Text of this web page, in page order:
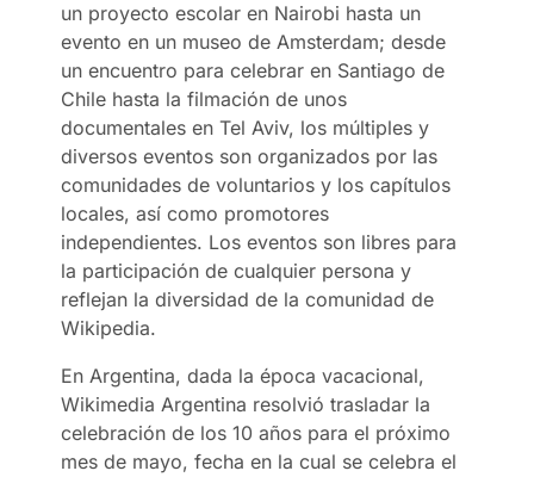
un proyecto escolar en Nairobi hasta un
evento en un museo de Amsterdam; desde
un encuentro para celebrar en Santiago de
Chile hasta la filmación de unos
documentales en Tel Aviv, los múltiples y
diversos eventos son organizados por las
comunidades de voluntarios y los capítulos
locales, así como promotores
independientes. Los eventos son libres para
la participación de cualquier persona y
reflejan la diversidad de la comunidad de
Wikipedia.
En Argentina, dada la época vacacional,
Wikimedia Argentina resolvió trasladar la
celebración de los 10 años para el próximo
mes de mayo, fecha en la cual se celebra el